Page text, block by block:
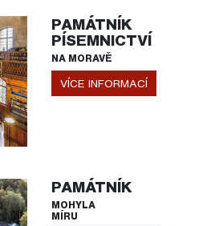
PAMÁTNÍK
PÍSEMNICTVÍ
NA MORAVĚ
VÍCE INFORMACÍ
PAMÁTNÍK
MOHYLA
MÍRU